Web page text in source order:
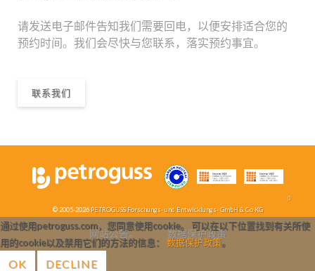
请发送电子邮件告知我们需要回电，以便安排适合您的
预约时间。我们会尽快与您联系，落实预约事宜。
联系我们
© 2005-2026 PETROGUSS Forschungs- und Entwicklungs- GmbH & Co KG
网站公告。 数据保护政策
通过使用petroguss.com，您同意使用cookie。 可以在以下位置找到有关所使
用的cookie以及禁用它们的方法的信息： 数据保护政策。
OK DECLINE